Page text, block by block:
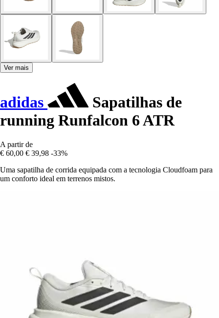
Ver mais
adidas
Sapatilhas de
running Runfalcon 6 ATR
A partir de
€ 60,00 € 39,98 -33%
Uma sapatilha de corrida equipada com a tecnologia Cloudfoam para
um conforto ideal em terrenos mistos.